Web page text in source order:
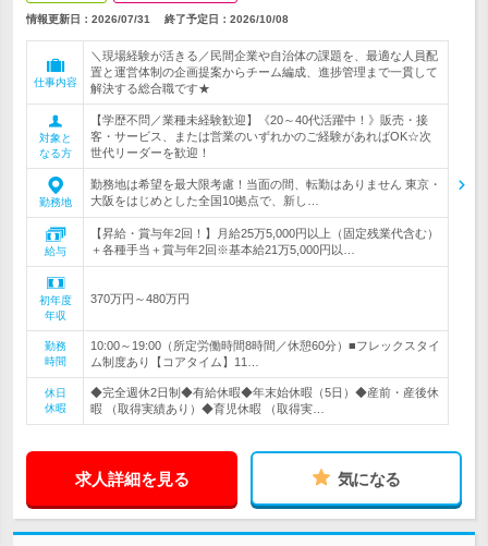
情報更新日：2026/07/31 終了予定日： 2026/10/08
仕事内容
＼現場経験が活きる／民間企業や自治体の課題を、最適な人員配
置と運営体制の企画提案からチーム編成、進捗管理まで一貫して
解決する総合職です★
対象と
なる方
【学歴不問／業種未経験歓迎】《20～40代活躍中！》販売・接
客・サービス、または営業のいずれかのご経験があればOK☆次
世代リーダーを歓迎！
勤務地
勤務地は希望を最大限考慮！当面の間、転勤はありません 東京・
大阪をはじめとした全国10拠点で、新し…
給与
【昇給・賞与年2回！】月給25万5,000円以上（固定残業代含む）
＋各種手当＋賞与年2回※基本給21万5,000円以…
初年度
年収
370万円～480万円
勤務
時間
10:00～19:00（所定労働時間8時間／休憩60分）■フレックスタイ
ム制度あり【コアタイム】11…
休日
休暇
◆完全週休2日制◆有給休暇◆年末始休暇（5日）◆産前・産後休
暇 （取得実績あり）◆育児休暇 （取得実…
求人詳細を見る 気になる